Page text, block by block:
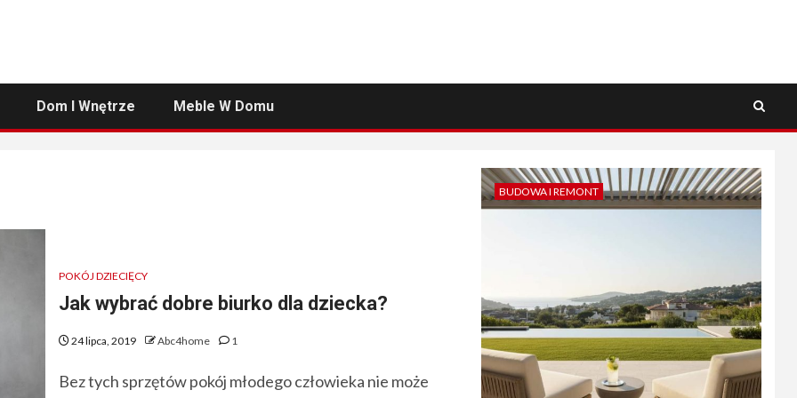
Dom I Wnętrze Meble W Domu
POKÓJ DZIECIĘCY
Jak wybrać dobre biurko dla dziecka?
24 lipca, 2019 Abc4home 1
Bez tych sprzętów pokój młodego człowieka nie może
BUDOWA I REMONT